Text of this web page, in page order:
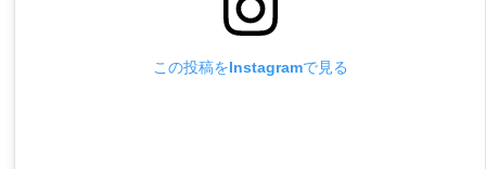
この投稿をInstagramで見る